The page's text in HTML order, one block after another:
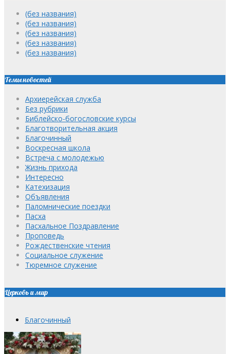
(без названия)
(без названия)
(без названия)
(без названия)
(без названия)
Темы новостей
Архиерейская служба
Без рубрики
Библейско-богословские курсы
Благотворительная акция
Благочинный
Воскресная школа
Встреча с молодежью
Жизнь прихода
Интересно
Катехизация
Объявления
Паломнические поездки
Пасха
Пасхальное Поздравление
Проповедь
Рождественские чтения
Социальное служение
Тюремное служение
Церковь и мир
Благочинный